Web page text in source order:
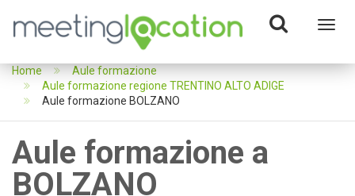
Home
Aule formazione
Aule formazione regione TRENTINO ALTO ADIGE
Aule formazione BOLZANO
Aule formazione a
BOLZANO